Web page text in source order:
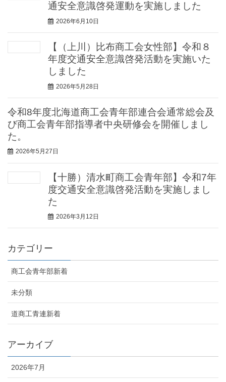
通安全意識啓発運動を実施しました
2026年6月10日
【（上川）比布商工会女性部】令和８
年度交通安全意識啓発活動を実施いた
しました
2026年5月28日
令和8年度北海道商工会青年部連合会通常総会及
び商工会青年部指導者中央研修会を開催しまし
た。
2026年5月27日
【十勝）清水町商工会青年部】令和7年
度交通安全意識啓発活動を実施しまし
た
2026年3月12日
カテゴリー
商工会青年部新着
未分類
道商工青連新着
アーカイブ
2026年7月